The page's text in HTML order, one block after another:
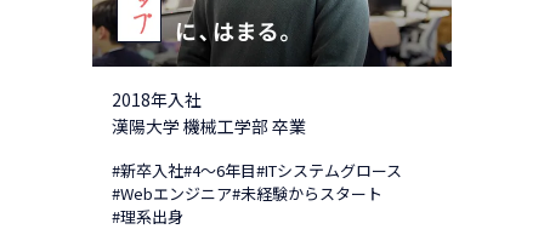
2018年入社
漢陽大学 機械工学部 卒業
#新卒入社#4～6年目#ITシステムグロース
#Webエンジニア#未経験からスタート
#理系出身